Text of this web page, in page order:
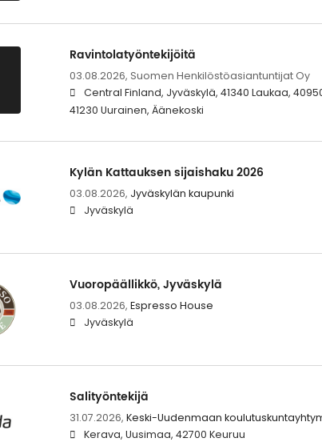
Ravintolatyöntekijöitä
03.08.2026, Suomen Henkilöstöasiantuntijat Oy
Central Finland, Jyväskylä, 41340 Laukaa,
41230 Uurainen, Äänekoski
Kylän Kattauksen sijaishaku 2026
03.08.2026, Jyväskylän kaupunki
Jyväskylä
Vuoropäällikkö, Jyväskylä
03.08.2026, Espresso House
Jyväskylä
Salityöntekijä
31.07.2026, Keski-Uudenmaan
Kerava, Uusimaa, 42700 Keuruu